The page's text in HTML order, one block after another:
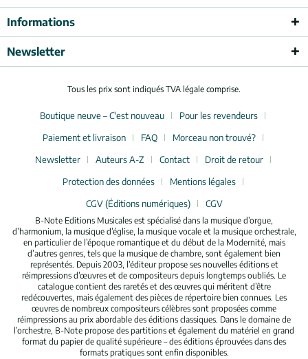
Informations
Newsletter
Tous les prix sont indiqués TVA légale comprise.
Boutique neuve – C'est nouveau
Pour les revendeurs
Paiement et livraison
FAQ
Morceau non trouvé?
Newsletter
Auteurs A-Z Contact
Droit de retour
Protection des données
Mentions légales
CGV (Éditions numériques)
CGV
B-Note Editions Musicales est spécialisé dans la musique d’orgue,
d’harmonium, la musique d’église, la musique vocale et la musique orchestrale,
en particulier de l’époque romantique et du début de la Modernité, mais
d’autres genres, tels que la musique de chambre, sont également bien
représentés. Depuis 2003, l’éditeur propose ses nouvelles éditions et
réimpressions d’œuvres et de compositeurs depuis longtemps oubliés. Le
catalogue contient des raretés et des œuvres qui méritent d’être
redécouvertes, mais également des pièces de répertoire bien connues. Les
œuvres de nombreux compositeurs célèbres sont proposées comme
réimpressions au prix abordable des éditions classiques. Dans le domaine de
l’orchestre, B-Note propose des partitions et également du matériel en grand
format du papier de qualité supérieure – des éditions éprouvées dans des
formats pratiques sont enfin disponibles.